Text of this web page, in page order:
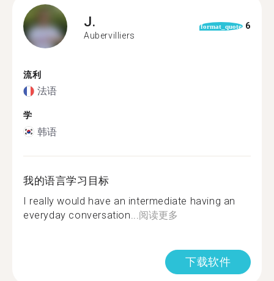
J.
Aubervilliers
format_quote 6
流利
法语
学
韩语
我的语言学习目标
I really would have an intermediate having an
everyday conversation... 阅读更多
下载软件